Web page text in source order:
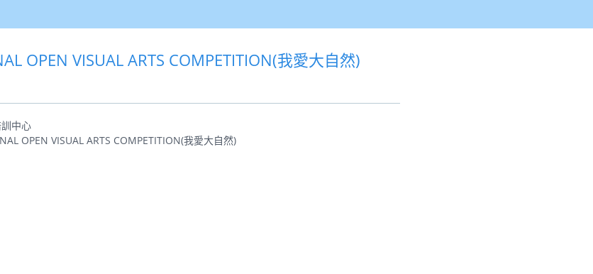
OPEN VISUAL ARTS COMPETITION(我愛大自然)
訓中心
OPEN VISUAL ARTS COMPETITION(我愛大自然)